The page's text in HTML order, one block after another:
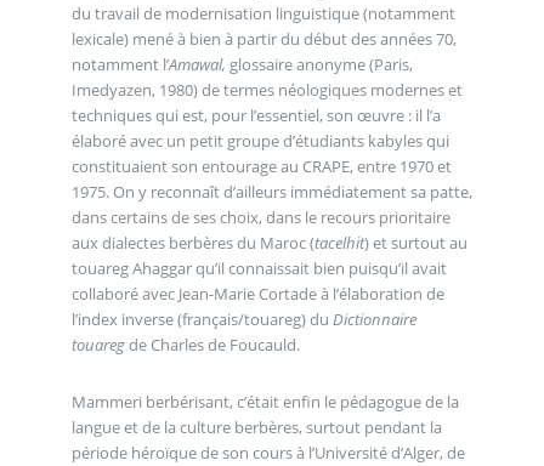
du travail de modernisation linguistique (notamment
lexicale) mené à bien à partir du début des années 70,
notamment l’Amawal, glossaire anonyme (Paris,
Imedyazen, 1980) de termes néologiques modernes et
techniques qui est, pour l’essentiel, son œuvre : il l’a
élaboré avec un petit groupe d’étudiants kabyles qui
constituaient son entourage au CRAPE, entre 1970 et
1975. On y reconnaît d’ailleurs immédiatement sa patte,
dans certains de ses choix, dans le recours prioritaire
aux dialectes berbères du Maroc (tacelhit) et surtout au
touareg Ahaggar qu’il connaissait bien puisqu’il avait
collaboré avec Jean-Marie Cortade à l’élaboration de
l’index inverse (français/touareg) du Dictionnaire
touaregde Charles de Foucauld.
Mammeri berbérisant, c’était enfin le pédagogue de la
langue et de la culture berbères, surtout pendant la
période héroïque de son cours à l’Université d’Alger, de